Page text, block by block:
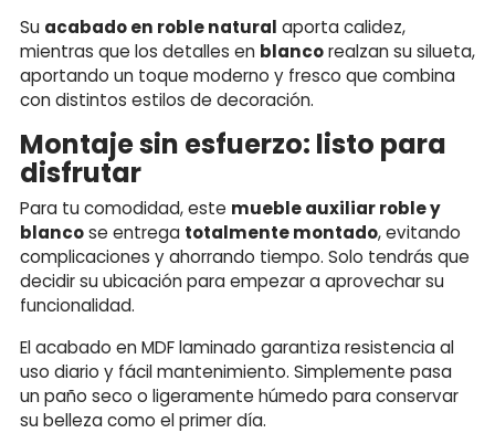
Su acabado en roble natural aporta calidez,
mientras que los detalles en blancorealzan su silueta,
aportando un toque moderno y fresco que combina
con distintos estilos de decoración.
Montaje sin esfuerzo: listo para
disfrutar
Para tu comodidad, este mueble auxiliar roble y
blancose entrega totalmente montado, evitando
complicaciones y ahorrando tiempo. Solo tendrás que
decidir su ubicación para empezar a aprovechar su
funcionalidad.
El acabado en MDF laminado garantiza resistencia al
uso diario y fácil mantenimiento. Simplemente pasa
un paño seco o ligeramente húmedo para conservar
su belleza como el primer día.